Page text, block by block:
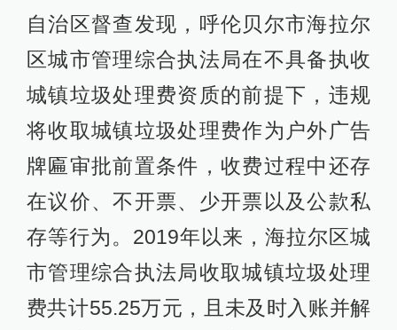
自治区督查发现，呼伦贝尔市海拉尔
区城市管理综合执法局在不具备执收
城镇垃圾处理费资质的前提下，违规
将收取城镇垃圾处理费作为户外广告
牌匾审批前置条件，收费过程中还存
在议价、不开票、少开票以及公款私
存等行为。2019年以来，海拉尔区城
市管理综合执法局收取城镇垃圾处理
费共计55.25万元，且未及时入账并解